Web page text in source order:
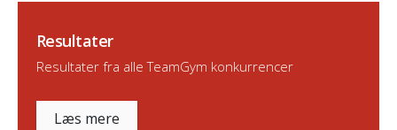
Resultater
Resultater fra alle TeamGym konkurrencer
Læs mere